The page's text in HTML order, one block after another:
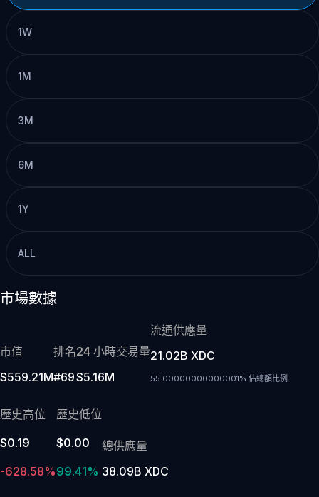
1W
1M
3M
6M
1Y
ALL
市場數據
市值
$559.21M
排名
#69
24 小時交易量
$5.16M
流通供應量
21.02B XDC
55.00000000000001% 佔總額比例
歷史高位
$0.19
-628.58%
歷史低位
$0.00
99.41%
總供應量
38.09B XDC